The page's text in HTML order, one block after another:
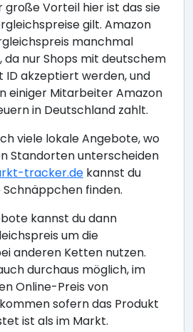
große Vorteil hier ist das sie
gilt. Amazon
manchmal
nur Shops mit deutschem
ID akzeptiert werden, und
einiger Mitarbeiter Amazon
in Deutschland zahlt.
viele lokale Angebote, wo
Standorten unterscheiden
tracker.de kannst du
finden.
kannst du dann
um die
anderen Ketten nutzen.
durchaus möglich, im
Online-Preis von
sofern das Produkt
ist als im Markt.